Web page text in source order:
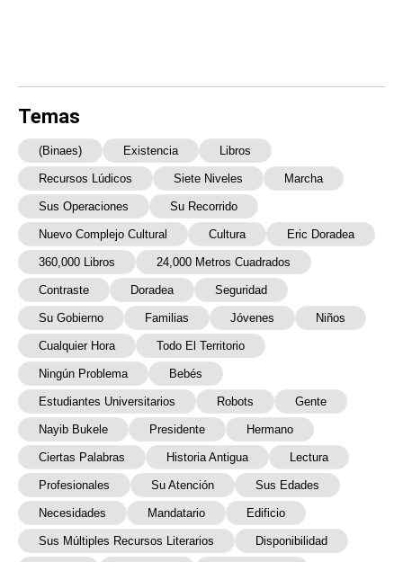
Temas
(Binaes) Existencia Libros
Recursos Lúdicos Siete Niveles Marcha
Sus Operaciones Su Recorrido
Nuevo Complejo Cultural Cultura Eric Doradea
360,000 Libros 24,000 Metros Cuadrados
Contraste Doradea Seguridad
Su Gobierno Familias Jóvenes Niños
Cualquier Hora Todo El Territorio
Ningún Problema Bebés
Estudiantes Universitarios Robots Gente
Nayib Bukele Presidente Hermano
Ciertas Palabras Historia Antigua Lectura
Profesionales Su Atención Sus Edades
Necesidades Mandatario Edificio
Sus Múltiples Recursos Literarios Disponibilidad